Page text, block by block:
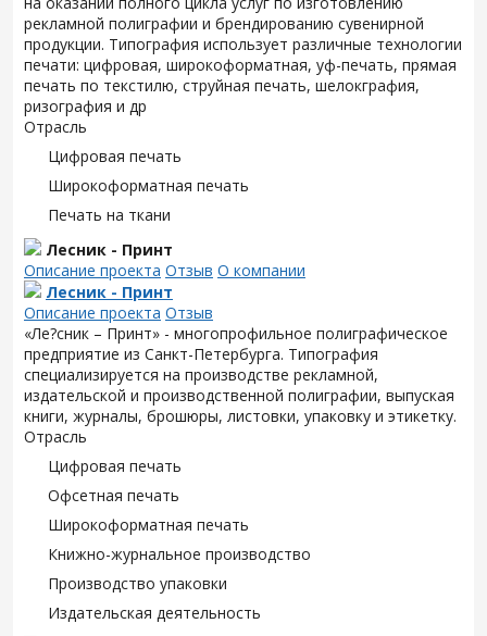
рекламной полиграфии и брендированию сувенирной
продукции. Типография использует различные технологии
печати: цифровая, широкоформатная, уф-печать, прямая
печать по текстилю, струйная печать, шелокграфия,
ризография и др
Отрасль
Цифровая печать
Широкоформатная печать
Печать на ткани
Лесник - Принт
Описание проекта Отзыв О компании
Лесник - Принт
Описание проекта Отзыв
«Ле?сник – Принт» - многопрофильное полиграфическое
предприятие из Санкт-Петербурга. Типография
специализируется на производстве рекламной,
издательской и производственной полиграфии, выпуская
книги, журналы, брошюры, листовки, упаковку и этикетку.
Отрасль
Цифровая печать
Офсетная печать
Широкоформатная печать
Книжно-журнальное производство
Производство упаковки
Издательская деятельность